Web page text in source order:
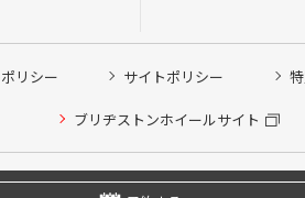
リシー サイトポリシー
ブリヂストンホイールサイト
© 2024 Bridgestone Retail Co.,Ltd. All rights
会員の方はこちらを選択ください
けません